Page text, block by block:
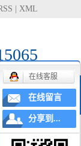
XML
在线客服
在线留言
分享到...